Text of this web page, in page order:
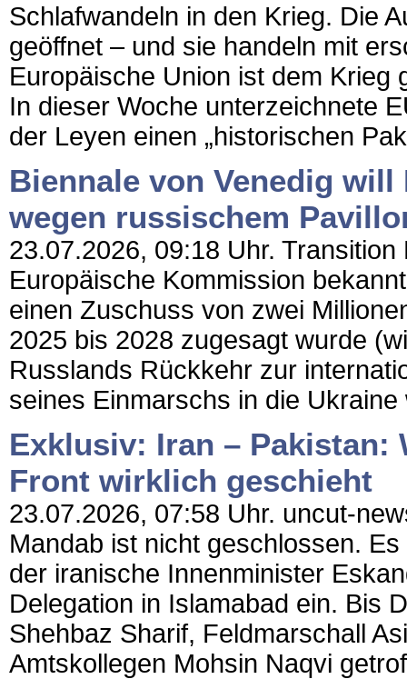
Schlafwandeln in den Krieg. Die
geöffnet – und sie handeln mit
Europäische Union ist dem Krieg
In dieser Woche unterzeichnete
der Leyen einen „historischen
Biennale von Venedig
wegen russischem
23.07.2026, 09:18 Uhr.
Europäische Kommission
einen Zuschuss von zwei
2025 bis 2028 zugesagt wurde
Russlands Rückkehr zur
seines Einmarschs in die
Exklusiv: Iran – Pakistan:
Front wirklich geschieht
23.07.2026, 07:58 Uhr. uncut-
Mandab ist nicht geschlossen.
der iranische Innenminister
Delegation in Islamabad ein. Bis
Shehbaz Sharif, Feldmarschall
Amtskollegen Mohsin Naqvi